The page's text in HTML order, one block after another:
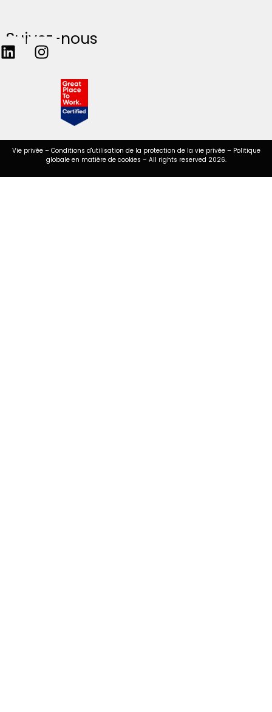
Suivez-nous
Vie privée– Conditions d'utilisation de la protection de la vie privée– Politique
globale en matière de cookies – All rights reserved 2026.